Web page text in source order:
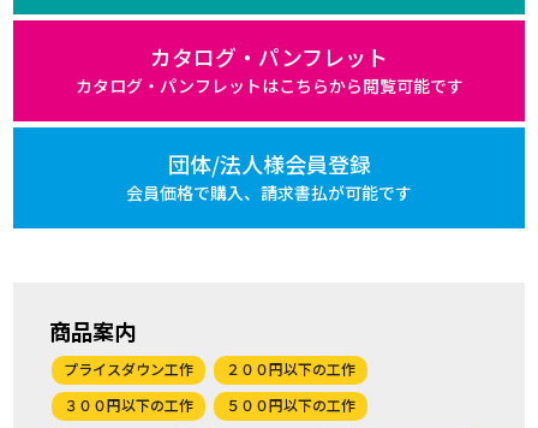
カタログ・パンフレット
カタログ・パンフレットはこちらから閲覧可能です
団体/法人様会員登録
会員価格で購入、 請求書払が可能です
商品案内
プライスダウン工作
２００円以下の工作
３００円以下の工作
５００円以下の工作